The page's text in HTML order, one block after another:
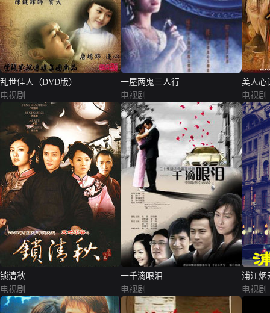
乱世佳人（DVD版）
电视剧
一屋两鬼三人行
电视剧
美人心
电视剧
锁清秋
电视剧
一千滴眼泪
电视剧
浦江烟
电视剧